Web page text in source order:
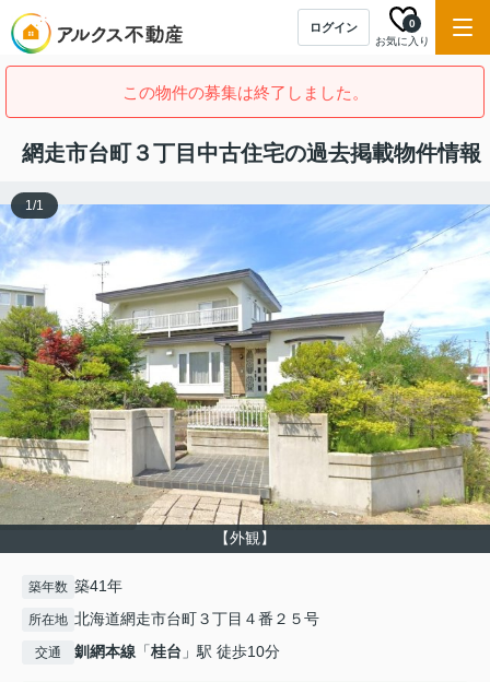
ログイン
お気に入り
0
この物件の募集は終了しました。
網走市台町３丁目中古住宅の過去掲載物件情報
【外観】
1/1
築年数 築41年
所在地 北海道網走市台町３丁目４番２５号
交通 釧網本線 「桂台 」駅 徒歩10分